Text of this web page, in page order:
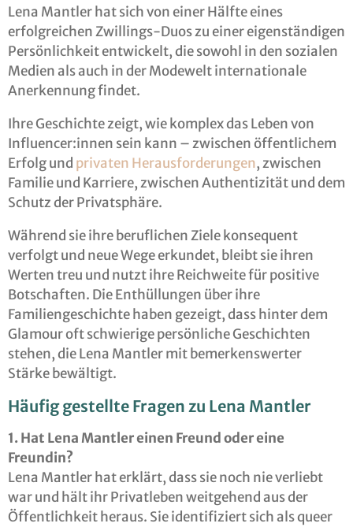
Lena Mantler hat sich von einer Hälfte eines
erfolgreichen Zwillings-Duos zu einer eigenständigen
Persönlichkeit entwickelt, die sowohl in den sozialen
Medien als auch in der Modewelt internationale
Anerkennung findet.
Ihre Geschichte zeigt, wie komplex das Leben von
Influencer:innen sein kann – zwischen öffentlichem
Erfolg und privaten Herausforderungen, zwischen
Familie und Karriere, zwischen Authentizität und dem
Schutz der Privatsphäre.
Während sie ihre beruflichen Ziele konsequent
verfolgt und neue Wege erkundet, bleibt sie ihren
Werten treu und nutzt ihre Reichweite für positive
Botschaften. Die Enthüllungen über ihre
Familiengeschichte haben gezeigt, dass hinter dem
Glamour oft schwierige persönliche Geschichten
stehen, die Lena Mantler mit bemerkenswerter
Stärke bewältigt.
Häufig gestellte Fragen zu Lena Mantler
1. Hat Lena Mantler einen Freund oder eine
Freundin?
Lena Mantler hat erklärt, dass sie noch nie verliebt
war und hält ihr Privatleben weitgehend aus der
Öffentlichkeit heraus. Sie identifiziert sich als queer